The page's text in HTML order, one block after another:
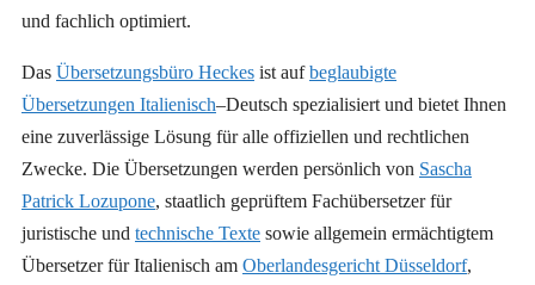
und fachlich optimiert.
Das Übersetzungsbüro Heckes ist aufbeglaubigte
Übersetzungen Italienisch–Deutsch spezialisiert und bietet Ihnen
eine zuverlässige Lösung für alle offiziellen und rechtlichen
Zwecke. Die Übersetzungen werden persönlich von Sascha
Patrick Lozupone, staatlich geprüftem Fachübersetzer für
juristische und technische Texte sowie allgemein ermächtigtem
Übersetzer für Italienisch am Oberlandesgericht Düsseldorf,